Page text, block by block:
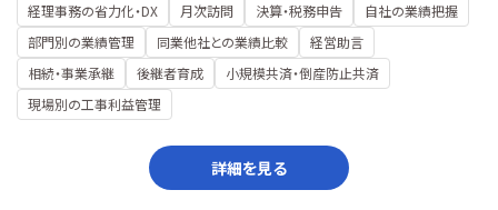
経理事務の省力化・DX 月次訪問 決算・税務申告
自社の業績把握
部門別の業績管理
同業他社との業績比較
経営助言
相続・事業承継
後継者育成
小規模共済・倒産防止共済
現場別の工事利益管理
詳細を見る